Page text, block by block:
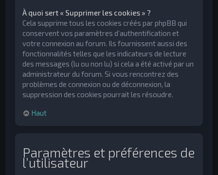
À quoi sert « Supprimer les cookies » ?
Cela supprime tous les cookies créés par phpBB qui
conservent vos paramètres d’authentification et
votre connexion au forum. Ils fournissent aussi des
fonctionnalités telles que les indicateurs de lecture
des messages (lu ou non lu) si cela a été activé par un
administrateur du forum. Si vous rencontrez des
problèmes de connexion ou de déconnexion, la
suppression des cookies pourrait les résoudre.
Haut
Paramètres et préférences de
l’utilisateur